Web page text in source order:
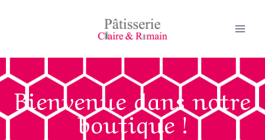
Bienvenue dans notre
boutique !